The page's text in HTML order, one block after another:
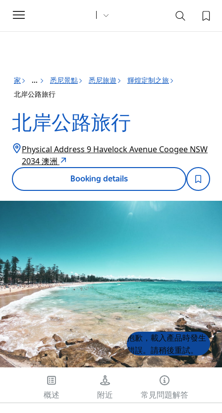
Toggle
navigation
家 ... 悉尼景點 悉尼旅遊
輝煌定制之旅
北岸公路旅行
北岸公路旅行
Physical Address 9 Havelock Avenue Coogee NSW
2034 澳洲
Booking details
Product
List
Product
List
抱歉，載入產品時發生
錯誤。請稍後重試。
概述 附近 常見問題解答